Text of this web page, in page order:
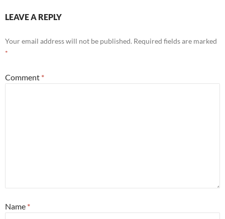
LEAVE A REPLY
Your email address will not be published. Required fields are marked
*
Comment *
Name *